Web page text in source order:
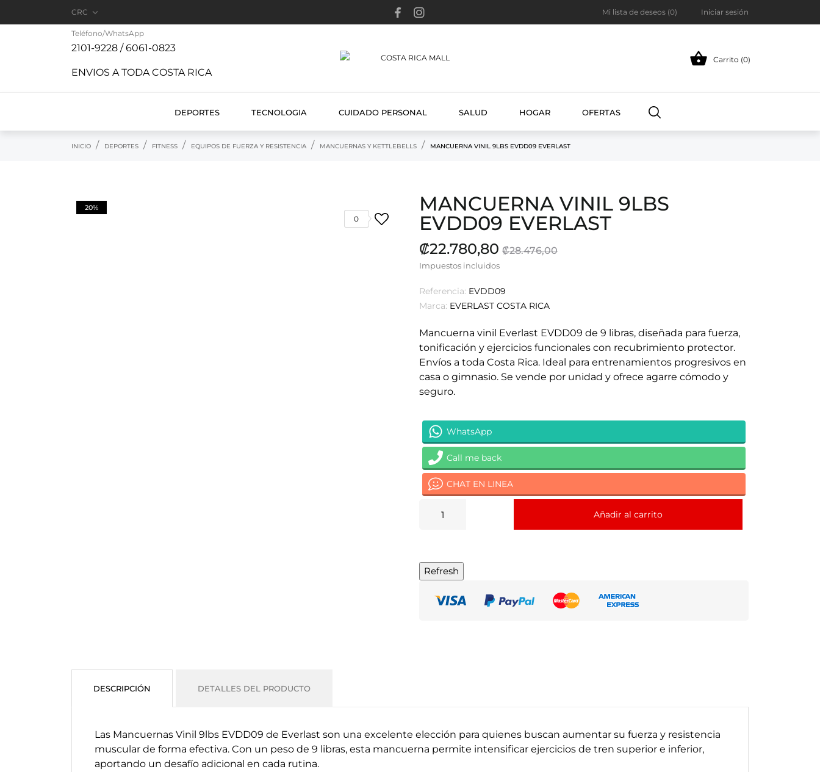
CRC  Mi lista de deseos (0) Iniciar sesión
Teléfono/WhatsApp
2101-9228 / 6061-0823
ENVIOS A TODA COSTA RICA
 Carrito (0)
DEPORTES TECNOLOGIA CUIDADO PERSONAL SALUD HOGAR OFERTAS
INICIO DEPORTES FITNESS EQUIPOS DE FUERZA Y RESISTENCIA MANCUERNAS Y KETTLEBELLS MANCUERNA VINIL 9LBS EVDD09 EVERLAST
20%
0
MANCUERNA VINIL 9LBS
EVDD09 EVERLAST
₡22.780,80 ₡28.476,00
Impuestos incluidos
Referencia: EVDD09
Marca: EVERLAST COSTA RICA
Mancuerna vinil Everlast EVDD09 de 9 libras, diseñada para fuerza,
tonificación y ejercicios funcionales con recubrimiento protector.
Envíos a toda Costa Rica. Ideal para entrenamientos progresivos en
casa o gimnasio. Se vende por unidad y ofrece agarre cómodo y
seguro.
WhatsApp
Call me back
CHAT EN LINEA
Añadir al carrito
DESCRIPCIÓN DETALLES DEL PRODUCTO
Las Mancuernas Vinil 9lbs EVDD09 de Everlast son una excelente elección para quienes buscan aumentar su fuerza y resistencia
muscular de forma efectiva. Con un peso de 9 libras, esta mancuerna permite intensificar ejercicios de tren superior e inferior,
aportando un desafío adicional en cada rutina.